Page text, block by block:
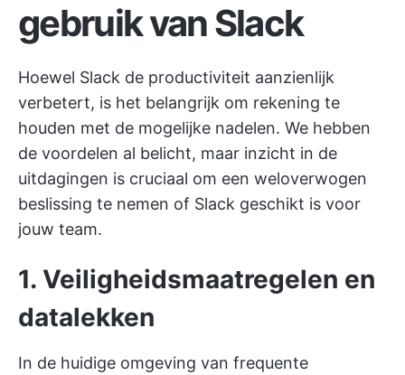
gebruik van Slack
Hoewel Slack de productiviteit aanzienlijk
verbetert, is het belangrijk om rekening te
houden met de mogelijke nadelen. We hebben
de voordelen al belicht, maar inzicht in de
uitdagingen is cruciaal om een weloverwogen
beslissing te nemen of Slack geschikt is voor
jouw team.
1. Veiligheidsmaatregelen en
datalekken
In de huidige omgeving van frequente